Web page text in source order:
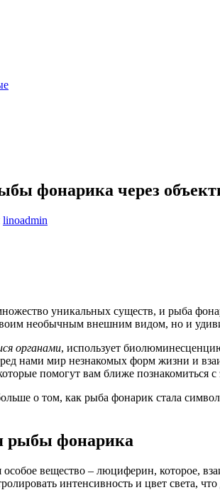
фонарика через
linoadmin
уникальных существ, и рыба
необычным внешним видом, но и
органами, использует
нами мир незнакомых форм жизни и
помогут вам ближе познакомиться
о том, как рыба фонарик стала
рыбы фонарика
вещество – люциферин, которое,
интенсивность и цвет света,